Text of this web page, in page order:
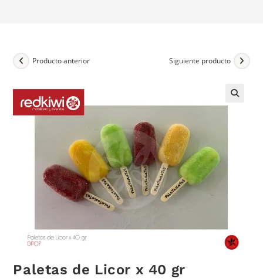
Contacto
Producto anterior Siguiente producto
Paletas de Licor x 40 gr